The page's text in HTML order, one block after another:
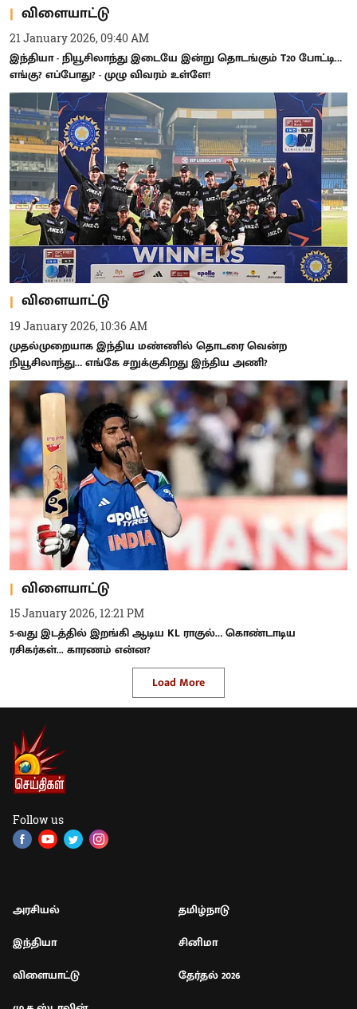
விளையாட்டு
21 January 2026, 09:40 AM
இந்தியா - நியூசிலாந்து இடையே இன்று தொடங்கும் T20 போட்டி…
எங்கு? எப்போது? - முழு விவரம் உள்ளே!
விளையாட்டு
19 January 2026, 10:36 AM
முதல்முறையாக இந்திய மண்ணில் தொடரை வென்ற
நியூசிலாந்து… எங்கே சறுக்குகிறது இந்திய அணி?
விளையாட்டு
15 January 2026, 12:21 PM
5-வது இடத்தில் இறங்கி ஆடிய KL ராகுல்… கொண்டாடிய
ரசிகர்கள்... காரணம் என்ன?
Load More
Follow us
அரசியல்
தமிழ்நாடு
இந்தியா
சினிமா
விளையாட்டு
தேர்தல் 2026